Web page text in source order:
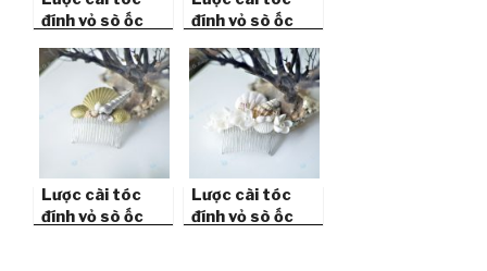
đính vỏ sò ốc
đính vỏ sò ốc
Lược cài tóc
đính vỏ sò ốc
Lược cài tóc
đính vỏ sò ốc